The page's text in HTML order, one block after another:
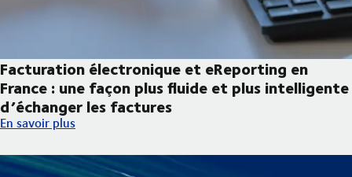
Facturation électronique et eReporting en
France : une façon plus fluide et plus intelligente
d’échanger les factures
Facturation électronique et eReporting en France : une façon
En savoir plus